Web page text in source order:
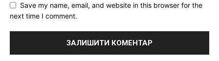
Save my name, email, and website in this browser for the
next time I comment.